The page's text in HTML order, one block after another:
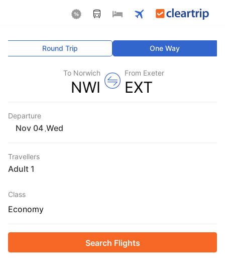
One Way
Round Trip
From Exeter
EXT
To Norwich
NWI
Departure
Wed
Travellers
1 Adult
Class
Economy